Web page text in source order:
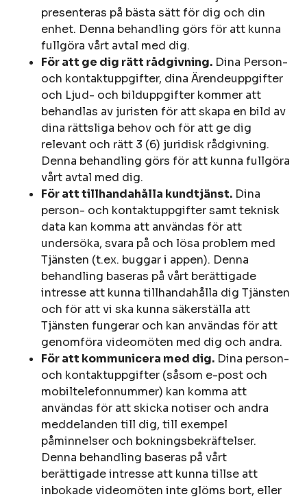
presenteras på bästa sätt för dig och din
enhet. Denna behandling görs för att kunna
fullgöra vårt avtal med dig.
För att ge dig rätt rådgivning. Dina Person-
och kontaktuppgifter, dina Ärendeuppgifter
och Ljud- och bilduppgifter kommer att
behandlas av juristen för att skapa en bild av
dina rättsliga behov och för att ge dig
relevant och rätt 3 (6) juridisk rådgivning.
Denna behandling görs för att kunna fullgöra
vårt avtal med dig.
För att tillhandahålla kundtjänst. Dina
person- och kontaktuppgifter samt teknisk
data kan komma att användas för att
undersöka, svara på och lösa problem med
Tjänsten (t.ex. buggar i appen). Denna
behandling baseras på vårt berättigade
intresse att kunna tillhandahålla dig Tjänsten
och för att vi ska kunna säkerställa att
Tjänsten fungerar och kan användas för att
genomföra videomöten med dig och andra.
För att kommunicera med dig. Dina person-
och kontaktuppgifter (såsom e-post och
mobiltelefonnummer) kan komma att
användas för att skicka notiser och andra
meddelanden till dig, till exempel
påminnelser och bokningsbekräftelser.
Denna behandling baseras på vårt
berättigade intresse att kunna tillse att
inbokade videomöten inte glöms bort, eller